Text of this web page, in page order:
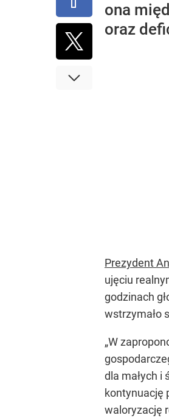
ona
oraz
Prezydent
ujęciu
godzinach
wstrzymało
„W
dla małych i
kontynuację
waloryzację